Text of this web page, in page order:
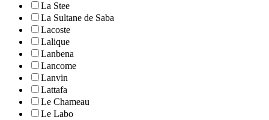
La Stee
La Sultane de Saba
Lacoste
Lalique
Lanbena
Lancome
Lanvin
Lattafa
Le Chameau
Le Labo